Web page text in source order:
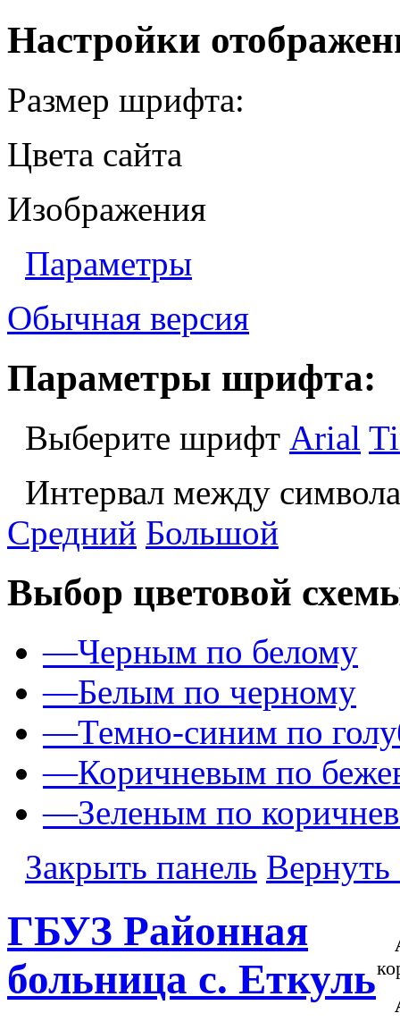
Настройки
Размер шрифта:
Цвета сайта
Изображения
Параметры
Обычная версия
Параметры шрифта:
Выберите шрифт Arial
Интервал между
Средний Большой
Выбор цветовой
—Черным по белому
—Белым по черному
—Темно-синим по
—Коричневым по
—Зеленым по
Закрыть панель Вернуть
ГБУЗ Районная
больница с. Еткуль